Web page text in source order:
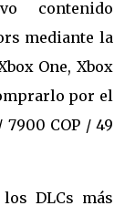
contenido
mediante la
One, Xbox
por el
7900 COP / 49
DLCs más